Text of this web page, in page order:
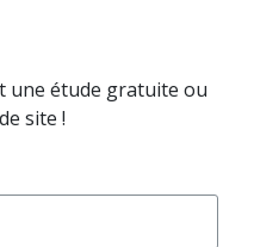
une étude gratuite ou
site !